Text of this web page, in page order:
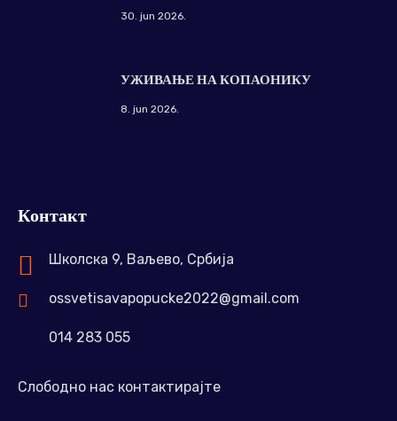
30. jun 2026.
УЖИВАЊЕ НА КОПАОНИКУ
8. jun 2026.
Контакт
Школска 9, Ваљево, Србија
ossvetisavapopucke2022@gmail.com
014 283 055
Слободно нас контактирајте